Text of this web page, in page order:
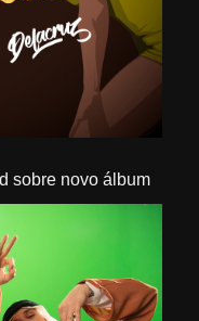
sobre novo álbum